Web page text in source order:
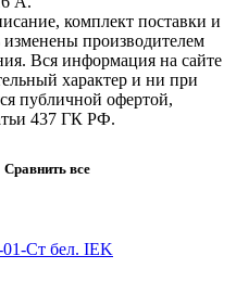
комплект поставки и
изменены производителем
Вся информация на сайте
характер и ни при
публичной офертой,
437 ГК РФ.
Сравнить все
Ст бел. IEK